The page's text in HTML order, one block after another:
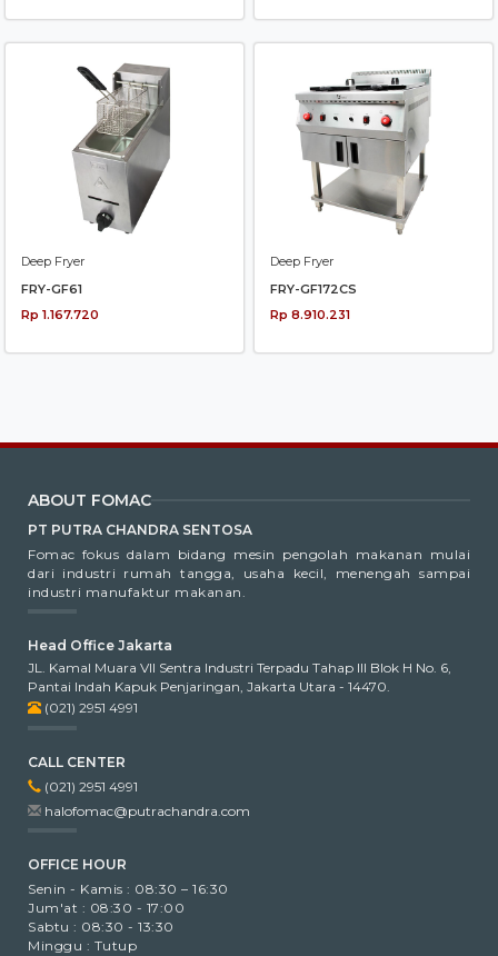
Deep Fryer
FRY-GF61
Rp 1.167.720
Deep Fryer
FRY-GF172CS
Rp 8.910.231
ABOUT FOMAC
PT PUTRA CHANDRA SENTOSA
Fomac fokus dalam bidang mesin pengolah makanan mulai
dari industri rumah tangga, usaha kecil, menengah sampai
industri manufaktur makanan.
Head Office Jakarta
JL. Kamal Muara VII Sentra Industri Terpadu Tahap III Blok H No. 6,
Pantai Indah Kapuk Penjaringan, Jakarta Utara - 14470.
(021) 2951 4991
CALL CENTER
(021) 2951 4991
halofomac@putrachandra.com
OFFICE HOUR
Senin - Kamis : 08:30 – 16:30
Jum'at : 08:30 - 17:00
Sabtu : 08:30 - 13:30
Minggu : Tutup